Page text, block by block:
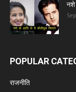
नशे
POPULAR
राजनीति